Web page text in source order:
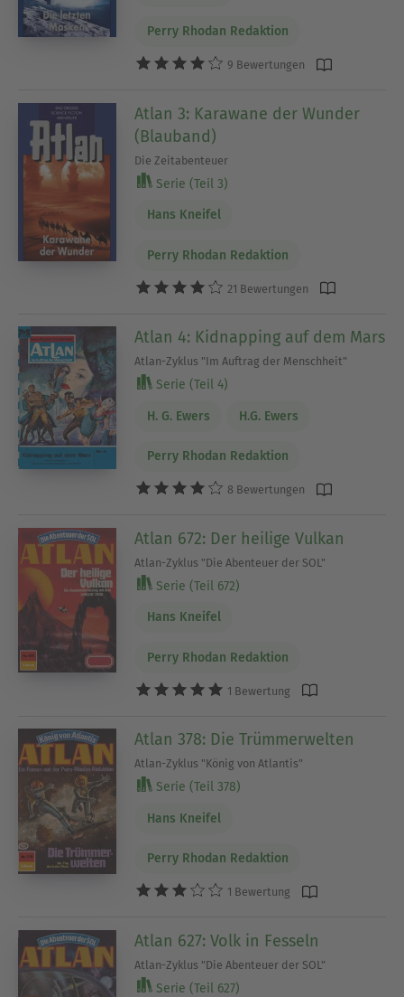
Perry Rhodan Redaktion
9 Bewertungen
Atlan 3: Karawane der Wunder
(Blauband)
Die Zeitabenteuer
Serie (Teil 3)
Hans Kneifel
Perry Rhodan Redaktion
21 Bewertungen
Atlan 4: Kidnapping auf dem Mars
Atlan-Zyklus "Im Auftrag der Menschheit"
Serie (Teil 4)
H. G. Ewers H.G. Ewers
Perry Rhodan Redaktion
8 Bewertungen
Atlan 672: Der heilige Vulkan
Atlan-Zyklus "Die Abenteuer der SOL"
Serie (Teil 672)
Hans Kneifel
Perry Rhodan Redaktion
1 Bewertung
Atlan 378: Die Trümmerwelten
Atlan-Zyklus "König von Atlantis"
Serie (Teil 378)
Hans Kneifel
Perry Rhodan Redaktion
1 Bewertung
Atlan 627: Volk in Fesseln
Atlan-Zyklus "Die Abenteuer der SOL"
Serie (Teil 627)